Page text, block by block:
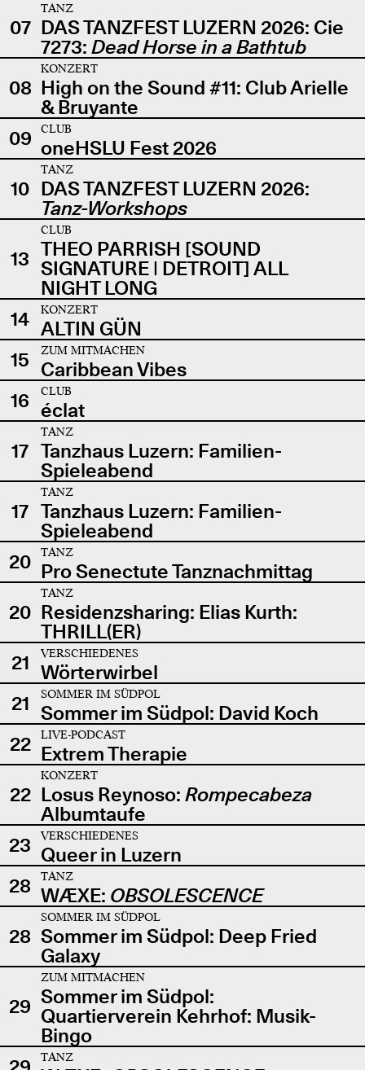
07
TANZ
DAS TANZFEST LUZERN 2026: Cie
7273: Dead Horse in a Bathtub
08
KONZERT
High on the Sound #11: Club Arielle
& Bruyante
09
CLUB
oneHSLU Fest 2026
10
TANZ
DAS TANZFEST LUZERN 2026:
Tanz-Workshops
13
CLUB
THEO PARRISH [SOUND
SIGNATURE | DETROIT] ALL
NIGHT LONG
14
KONZERT
ALTIN GÜN
15
ZUM MITMACHEN
Caribbean Vibes
16
CLUB
éclat
17
TANZ
Tanzhaus Luzern: Familien-
Spieleabend
17
TANZ
Tanzhaus Luzern: Familien-
Spieleabend
20
TANZ
Pro Senectute Tanznachmittag
20
TANZ
Residenzsharing: Elias Kurth:
THRILL(ER)
21
VERSCHIEDENES
Wörterwirbel
21
SOMMER IM SÜDPOL
Sommer im Südpol: David Koch
22
LIVE-PODCAST
Extrem Therapie
22
KONZERT
Losus Reynoso: Rompecabeza
Albumtaufe
23
VERSCHIEDENES
Queer in Luzern
28
TANZ
WÆXE: OBSOLESCENCE
28
SOMMER IM SÜDPOL
Sommer im Südpol: Deep Fried
Galaxy
29
ZUM MITMACHEN
Sommer im Südpol:
Quartierverein Kehrhof: Musik-
Bingo
TANZ